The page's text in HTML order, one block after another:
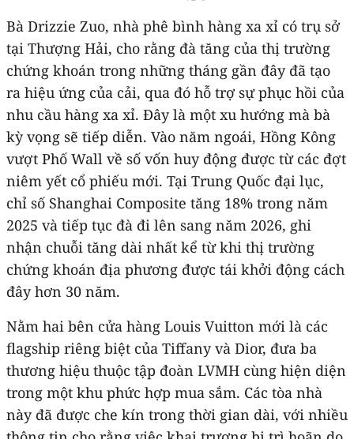
Bà Drizzie Zuo, nhà phê bình hàng xa xỉ có trụ sở
tại Thượng Hải, cho rằng đà tăng của thị trường
chứng khoán trong những tháng gần đây đã tạo
ra hiệu ứng của cải, qua đó hỗ trợ sự phục hồi của
nhu cầu hàng xa xỉ. Đây là một xu hướng mà bà
kỳ vọng sẽ tiếp diễn. Vào năm ngoái, Hồng Kông
vượt Phố Wall về số vốn huy động được từ các đợt
niêm yết cổ phiếu mới. Tại Trung Quốc đại lục,
chỉ số Shanghai Composite tăng 18% trong năm
2025 và tiếp tục đà đi lên sang năm 2026, ghi
nhận chuỗi tăng dài nhất kể từ khi thị trường
chứng khoán địa phương được tái khởi động cách
đây hơn 30 năm.
Nằm hai bên cửa hàng Louis Vuitton mới là các
flagship riêng biệt của Tiffany và Dior, đưa ba
thương hiệu thuộc tập đoàn LVMH cùng hiện diện
trong một khu phức hợp mua sắm. Các tòa nhà
này đã được che kín trong thời gian dài, với nhiều